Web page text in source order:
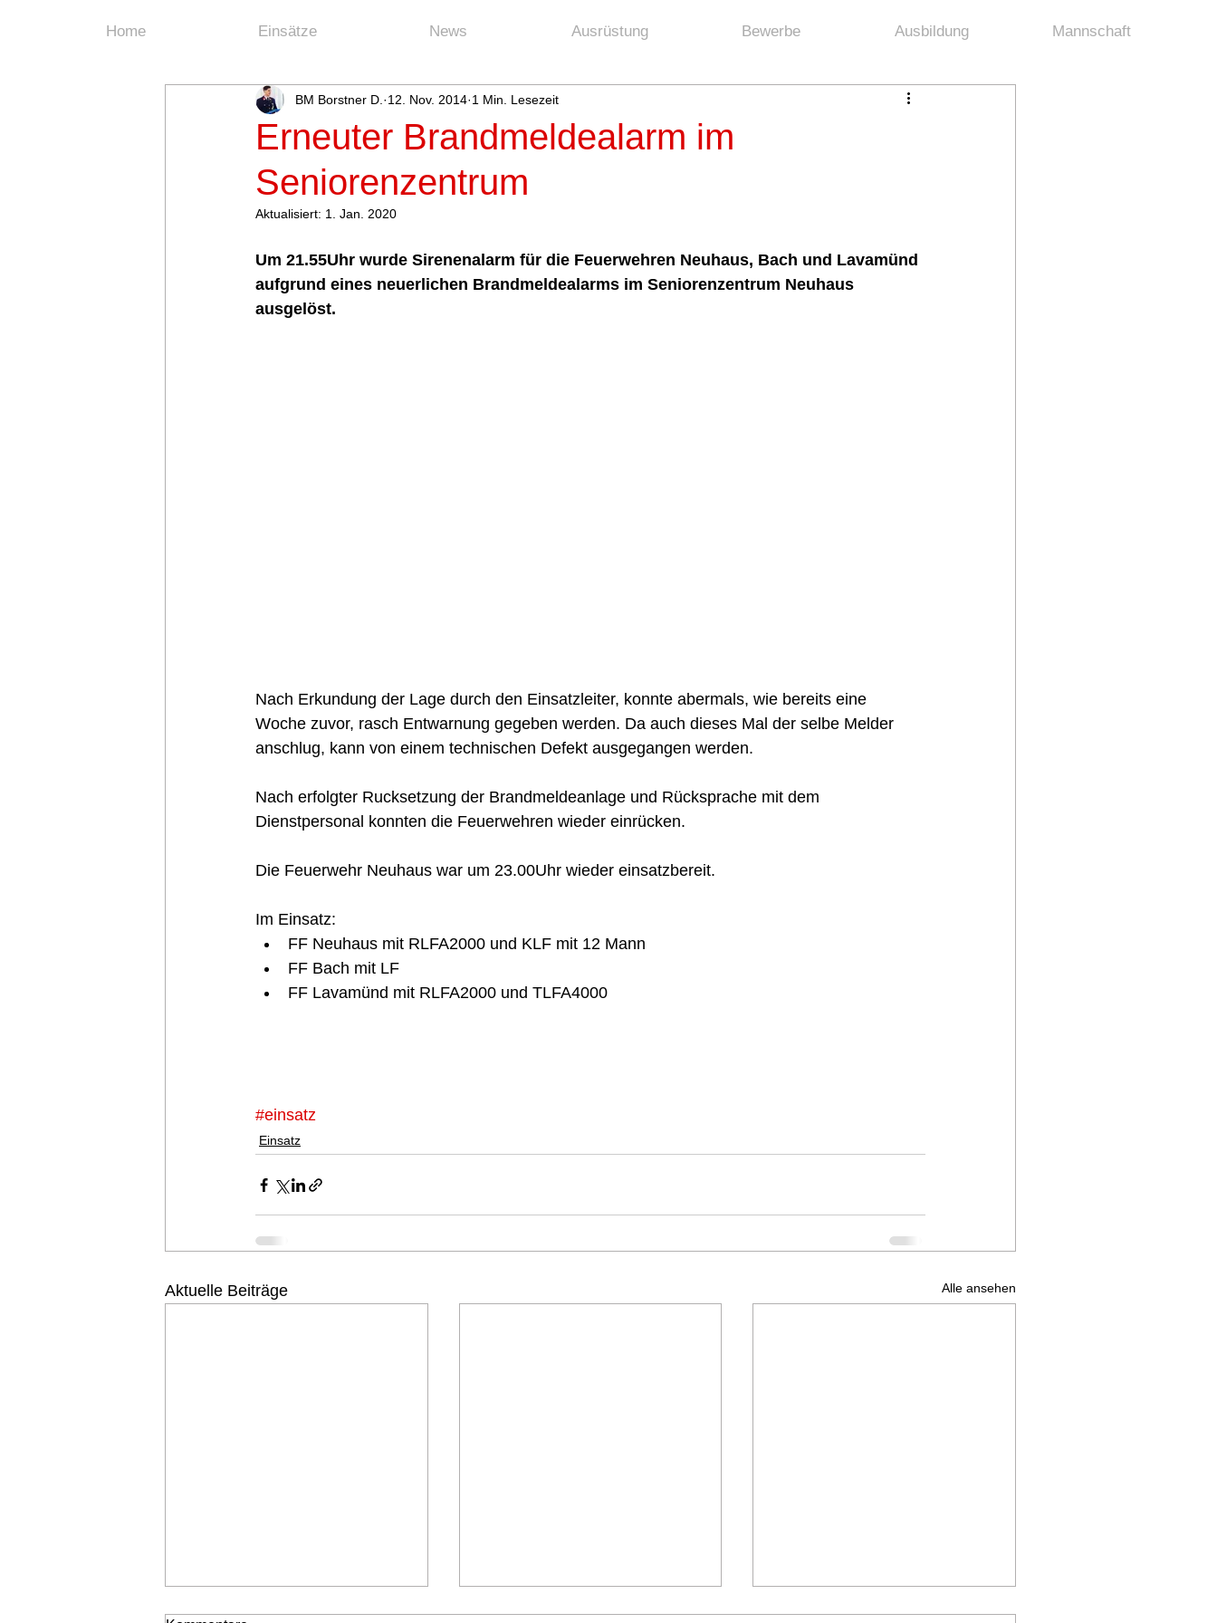
Home Einsätze News Ausrüstung Bewerbe Ausbildung Mannschaft
Erneuter Brandmeldealarm im
Seniorenzentrum
BM Borstner D. 12. Nov. 2014 1 Min. Lesezeit
Aktualisiert: 1. Jan. 2020
Um 21.55Uhr wurde Sirenenalarm für die Feuerwehren Neuhaus, Bach und Lavamünd
aufgrund eines neuerlichen Brandmeldealarms im Seniorenzentrum Neuhaus
ausgelöst.
Nach Erkundung der Lage durch den Einsatzleiter, konnte abermals, wie bereits eine
Woche zuvor, rasch Entwarnung gegeben werden. Da auch dieses Mal der selbe Melder
anschlug, kann von einem technischen Defekt ausgegangen werden.
Nach erfolgter Rucksetzung der Brandmeldeanlage und Rücksprache mit dem
Dienstpersonal konnten die Feuerwehren wieder einrücken.
Die Feuerwehr Neuhaus war um 23.00Uhr wieder einsatzbereit.
Im Einsatz:
FF Neuhaus mit RLFA2000 und KLF mit 12 Mann
FF Bach mit LF
FF Lavamünd mit RLFA2000 und TLFA4000
#einsatz
Einsatz
Aktuelle Beiträge Alle ansehen